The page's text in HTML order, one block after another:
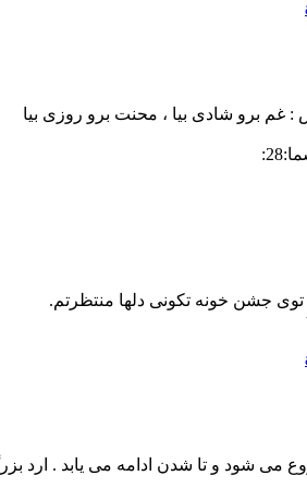
: غم برو شادی بیا ، محنت برو روزی بیا
جشن خونه تکونی دلها منتظرتم.
می شود و تا شدن ادامه می یابد . ارد